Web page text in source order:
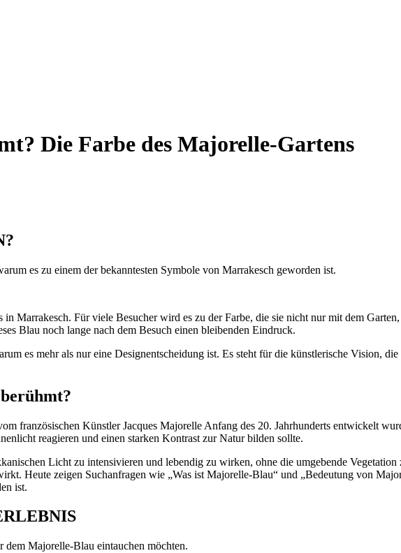
Die Farbe des Majorelle-Gartens
es zu einem der bekanntesten Symbole von Marrakesch geworden ist.
Marrakesch. Für viele Besucher wird es zu der Farbe, die sie nicht nur mit dem
Blau noch lange nach dem Besuch einen bleibenden Eindruck.
es mehr als nur eine Designentscheidung ist. Es steht für die künstlerische Vision,
französischen Künstler Jacques Majorelle Anfang des 20. Jahrhunderts entwickelt
reagieren und einen starken Kontrast zur Natur bilden sollte.
Licht zu intensivieren und lebendig zu wirken, ohne die umgebende Vegetation
Heute zeigen Suchanfragen wie „Was ist Majorelle-Blau“ und „Bedeutung von
ist.
Majorelle-Blau eintauchen möchten.